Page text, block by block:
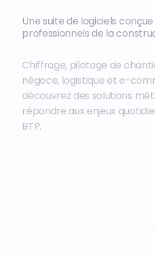
Une suite de logiciels
professionnels de la
Chiffrage, pilotage de
négoce, logistique et e-
découvrez des solutions
répondre aux enjeux
BTP.